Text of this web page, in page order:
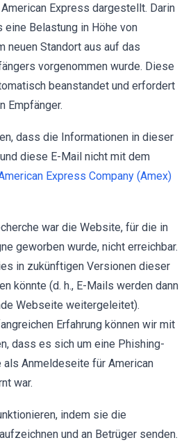
Express dargestellt. Darin
eine Belastung in Höhe von
neuen Standort aus auf das
vorgenommen wurde. Diese
beanstandet und erfordert
Empfänger.
dass die Informationen in dieser
diese E-Mail nicht mit dem
Express Company (Amex)
war die Website, für die in
geworben wurde, nicht erreichbar.
in zukünftigen Versionen dieser
könnte (d. h., E-Mails werden dann
Webseite weitergeleitet).
Erfahrung können wir mit
dass es sich um eine Phishing-
Anmeldeseite für American
war.
indem sie die
und an Betrüger senden.